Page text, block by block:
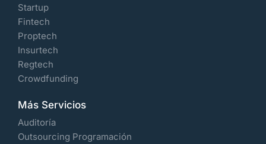
Startup
Fintech
Proptech
Insurtech
Regtech
Crowdfunding
Más Servicios
Auditoría
Outsourcing Programación